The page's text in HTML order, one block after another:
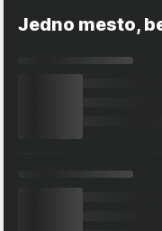
Jedno mesto,